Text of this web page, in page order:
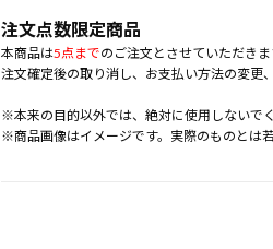
注文点数限定商品
本商品は5点までのご注文とさせていただきま
注文確定後の取り消し、お支払い方法の変更
※本来の目的以外では、絶対に使用しないでく
※商品画像はイメージです。実際のものとは